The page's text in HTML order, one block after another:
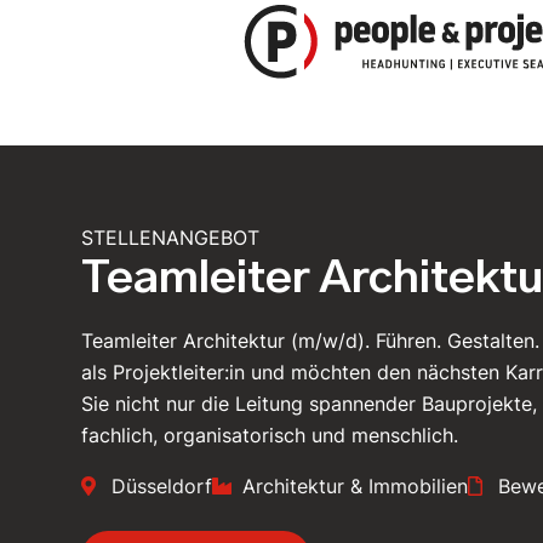
STELLENANGEBOT
Teamleiter
Teamleiter Architektur (m/w/d). Führen.
als Projektleiter:in und möchten den nächsten
Sie nicht nur die Leitung spannender
fachlich, organisatorisch und menschlich.
Düsseldorf Architektur & Immobilien